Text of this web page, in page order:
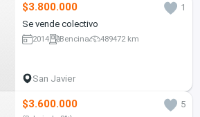
$3.800.000
1
Se vende colectivo
2014 Bencina 489472 km
San Javier
$3.600.000 5